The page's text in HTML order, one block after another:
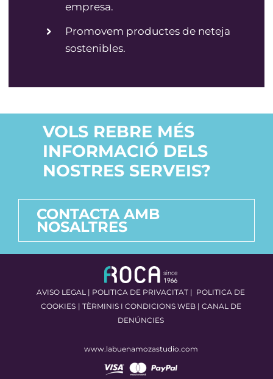
empresa.
Promovem productes de neteja
sostenibles.
VOLS REBRE MÉS
INFORMACIÓ DELS
NOSTRES SERVEIS?
CONTACTA AMB
NOSALTRES
AVISO LEGAL | POLITICA DE PRIVACITAT | POLITICA DE
COOKIES | TÈRMINIS I CONDICIONS WEB| CANAL DE
DENÚNCIES
www.labuenamozastudio.com